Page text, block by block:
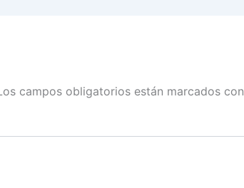
campos obligatorios están marcados con